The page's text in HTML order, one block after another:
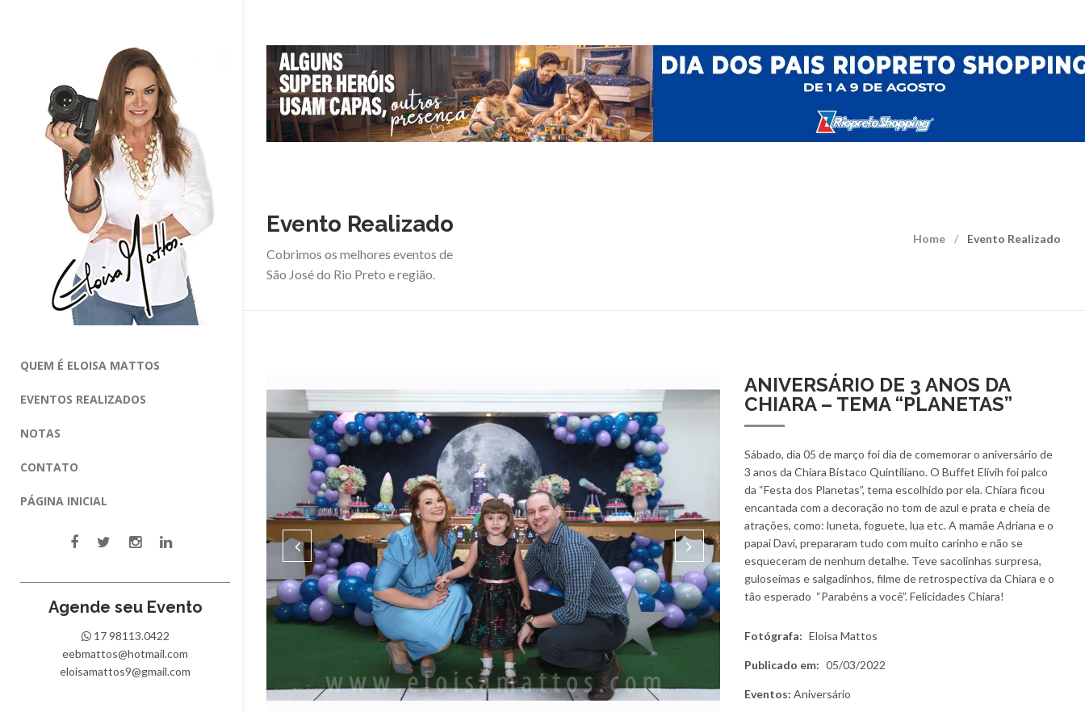
QUEM É ELOISA MATTOS
EVENTOS REALIZADOS
NOTAS
CONTATO
PÁGINA INICIAL
Agende seu Evento
17 98113.0422
eebmattos@hotmail.com
eloisamattos9@gmail.com
Evento Realizado
Cobrimos os melhores eventos de
São José do Rio Preto e região.
Home Evento Realizado
ANIVERSÁRIO DE 3 ANOS DA
CHIARA – TEMA “PLANETAS”
Sábado, dia 05 de março foi dia de comemorar o aniversário de
3 anos da Chiara Bistaco Quintiliano. O Buffet Elivih foi palco
da “Festa dos Planetas”, tema escolhido por ela. Chiara ficou
encantada com a decoração no tom de azul e prata e cheia de
atrações, como: luneta, foguete, lua etc. A mamãe Adriana e o
papai Davi, prepararam tudo com muito carinho e não se
esqueceram de nenhum detalhe. Teve sacolinhas surpresa,
guloseimas e salgadinhos, filme de retrospectiva da Chiara e o
tão esperado “Parabéns a você”. Felicidades Chiara!
Fotógrafa: Eloisa Mattos
Publicado em: 05/03/2022
Eventos: Aniversário